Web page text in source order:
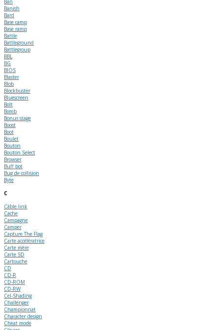
Banish
Bard
Base camp
Base ramp
Battle
Battleground
Battlegroup
BBL
BG
BIOS
Blaster
Blob
Blockbuster
Bluescreen
Bolt
Bomb
Bonus stage
Boost
Boot
Boulet
Bouton
Bouton Select
Browser
Buff bot
Bug de collision
Byte
C
Câble link
Cache
Campagne
Camper
Capture The Flag
Carte accélératrice
Carte mère
Carte SD
Cartouche
CD
CD-R
CD-ROM
CD-RW
Cel-Shading
Challenger
Championnat
Character design
Cheat mode